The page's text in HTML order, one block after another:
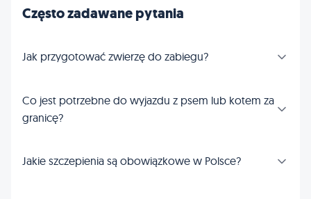
Często zadawane pytania
Jak przygotować zwierzę do zabiegu?
Co jest potrzebne do wyjazdu z psem lub kotem za
granicę?
Jakie szczepienia są obowiązkowe w Polsce?